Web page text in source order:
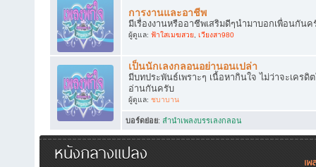
การงานและอาชีพ
มีเรื่องงานหรืออาชีพเสริมดีๆนำมาบอกเพื่อนกันค
ผู้ดูแล: ฟ้าใสเมฆสวย, เวียงสา980
เป็นนักเลงกลอนอย่านอนเปล่า
มีบทประพันธ์เพราะๆ เนื้อหากินใจ ไม่ว่าจะเครดิ
อ่านกันครับ
ผู้ดูแล: ชบาบาน
บอร์ดย่อย: ลำนำเพลงบรรเลงกลอน
หนังกลางแปลง